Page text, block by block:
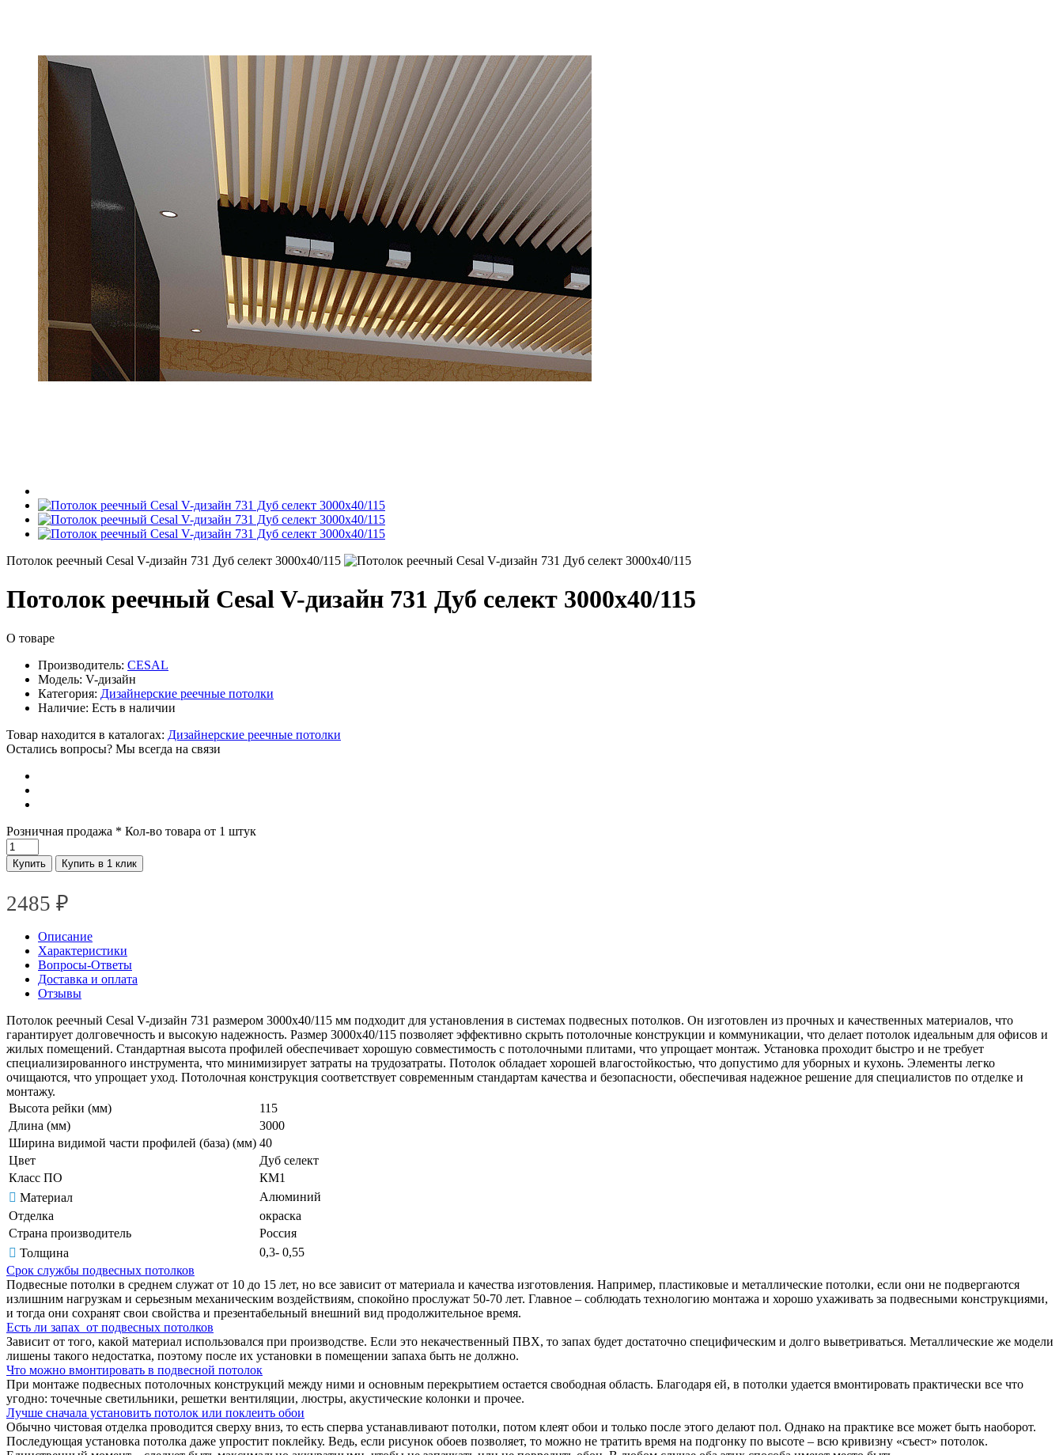
Потолок реечный Cesal V-дизайн 731 Дуб селект 3000х40/115
Потолок реечный Cesal V-дизайн 731 Дуб селект 3000х40/115
О товаре
Производитель: CESAL
Модель: V-дизайн
Категория: Дизайнерские реечные потолки
Наличие: Есть в наличии
Товар находится в каталогах: Дизайнерские реечные потолки
Остались вопросы? Мы всегда на связи
Розничная продажа * Кол-во товара от 1 штук
Купить Купить в 1 клик
2485 ₽
Описание
Характеристики
Вопросы-Ответы
Доставка и оплата
Отзывы
Потолок реечный Cesal V-дизайн 731 размером 3000х40/115 мм подходит для установления в системах подвесных потолков. Он изготовлен из прочных и качественных материалов, что
гарантирует долговечность и высокую надежность. Размер 3000х40/115 позволяет эффективно скрыть потолочные конструкции и коммуникации, что делает потолок идеальным для офисов и
жилых помещений. Стандартная высота профилей обеспечивает хорошую совместимость с потолочными плитами, что упрощает монтаж. Установка проходит быстро и не требует
специализированного инструмента, что минимизирует затраты на трудозатраты. Потолок обладает хорошей влагостойкостью, что допустимо для уборных и кухонь. Элементы легко
очищаются, что упрощает уход. Потолочная конструкция соответствует современным стандартам качества и безопасности, обеспечивая надежное решение для специалистов по отделке и
монтажу.
Высота рейки (мм)
115
Длина (мм)
3000
Ширина видимой части профилей (база) (мм) 40
Цвет
Дуб селект
Класс ПО
КМ1
Материал
Алюминий
Отделка
окраска
Страна производитель
Россия
Толщина
0,3- 0,55
Срок службы подвесных потолков
Подвесные потолки в среднем служат от 10 до 15 лет, но все зависит от материала и качества изготовления. Например, пластиковые и металлические потолки, если они не подвергаются
излишним нагрузкам и серьезным механическим воздействиям, спокойно прослужат 50-70 лет. Главное – соблюдать технологию монтажа и хорошо ухаживать за подвесными конструкциями,
и тогда они сохранят свои свойства и презентабельный внешний вид продолжительное время.
Есть ли запах от подвесных потолков
Зависит от того, какой материал использовался при производстве. Если это некачественный ПВХ, то запах будет достаточно специфическим и долго выветриваться. Металлические же модели
лишены такого недостатка, поэтому после их установки в помещении запаха быть не должно.
Что можно вмонтировать в подвесной потолок
При монтаже подвесных потолочных конструкций между ними и основным перекрытием остается свободная область. Благодаря ей, в потолки удается вмонтировать практически все что
угодно: точечные светильники, решетки вентиляции, люстры, акустические колонки и прочее.
Лучше сначала установить потолок или поклеить обои
Обычно чистовая отделка проводится сверху вниз, то есть сперва устанавливают потолки, потом клеят обои и только после этого делают пол. Однако на практике все может быть наоборот.
Последующая установка потолка даже упростит поклейку. Ведь, если рисунок обоев позволяет, то можно не тратить время на подгонку по высоте – всю кривизну «съест» потолок.